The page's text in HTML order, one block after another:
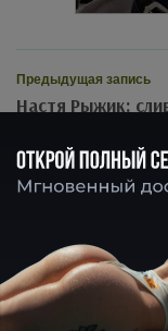
Предыдущая запись
Настя Рыжик:
Лил
Увы,